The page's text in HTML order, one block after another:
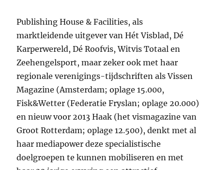
Publishing House & Facilities, als
marktleidende uitgever van Hét Visblad, Dé
Karperwereld, Dé Roofvis, Witvis Totaal en
Zeehengelsport, maar zeker ook met haar
regionale verenigings-tijdschriften als Vissen
Magazine (Amsterdam; oplage 15.000,
Fisk&Wetter (Federatie Fryslan; oplage 20.000)
en nieuw voor 2013 Haak (het vismagazine van
Groot Rotterdam; oplage 12.500), denkt met al
haar mediapower deze specialistische
doelgroepen te kunnen mobiliseren en met